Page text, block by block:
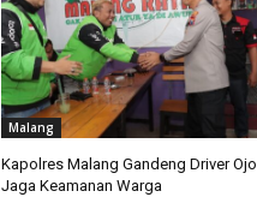
Malang
Kapolres Malang Gandeng Driver Ojol
Jaga Keamanan Warga